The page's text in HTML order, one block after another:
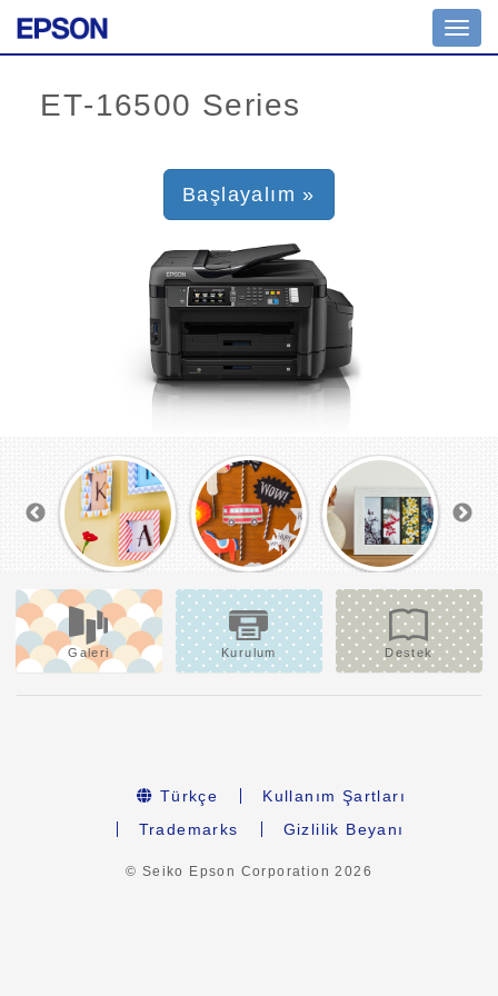
Başlayalım »
Galeri Kurulum Destek
Türkçe
Kullanım Şartları
Trademarks
Gizlilik Beyanı
© Seiko Epson Corporation2026